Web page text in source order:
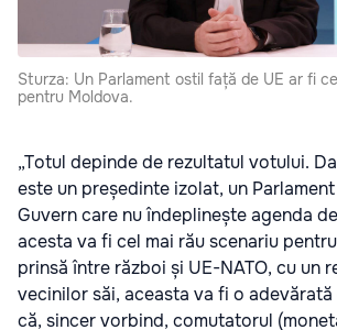
Sturza: Un Parlament ostil față de UE ar fi
pentru Moldova.
„Totul depinde de rezultatul votului.
este un președinte izolat, un
Guvern care nu îndeplinește agenda
acesta va fi cel mai rău scenariu
prinsă între război și UE-NATO, cu un
vecinilor săi, aceasta va fi o adevărată
că, sincer vorbind, comutatorul